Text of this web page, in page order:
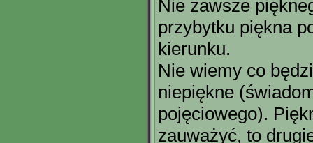
Nie zawsze
przybytku piękna
kierunku.
Nie wiemy co
niepiękne
pojęciowego).
zauważyć, to